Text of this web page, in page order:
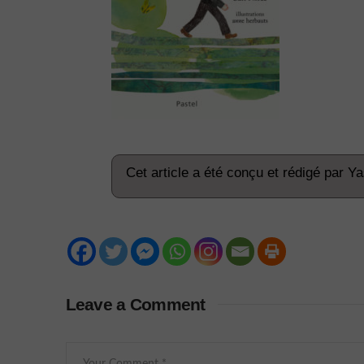
Cet article a été conçu et rédigé par
Leave a Comment